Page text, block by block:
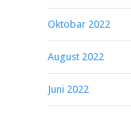
Oktobar 2022
August 2022
Juni 2022